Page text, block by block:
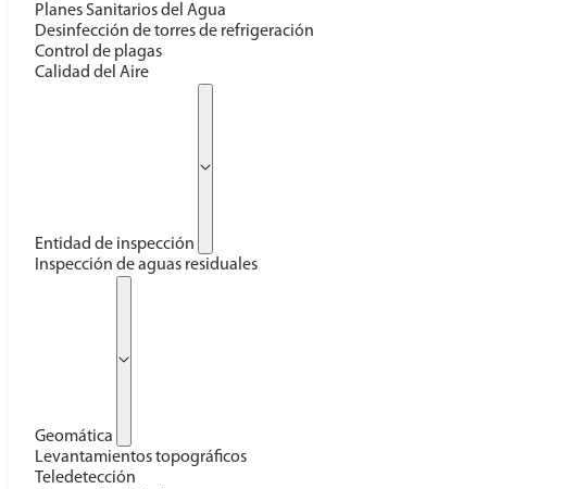
Planes Sanitarios del Agua
Desinfección de torres de refrigeración
Control de plagas
Calidad del Aire
Entidad de inspección
Inspección de aguas residuales
Geomática
Levantamientos topográficos
Teledetección